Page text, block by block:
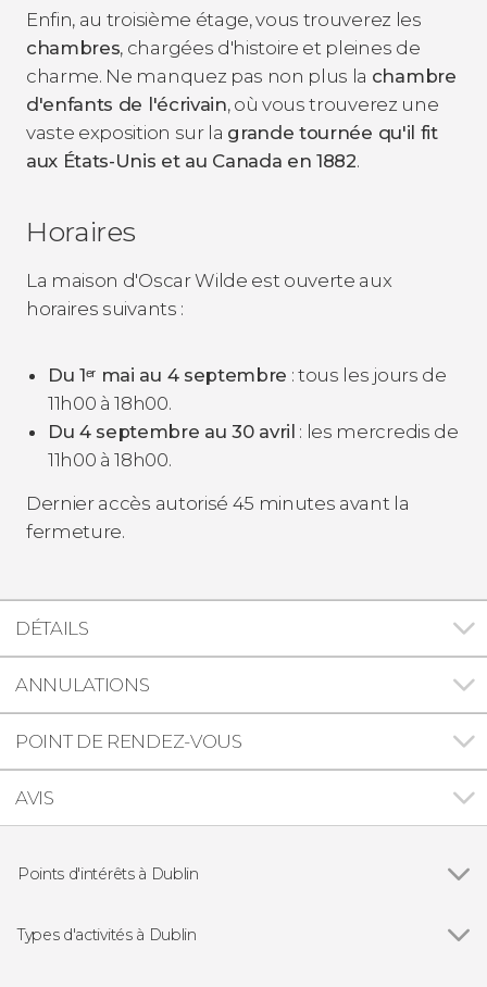
Enfin, au troisième étage, vous trouverez les
chambres, chargées d'histoire et pleines de
charme. Ne manquez pas non plus la chambre
d'enfants de l'écrivain, où vous trouverez une
vaste exposition sur la grande tournée qu'il fit
aux États-Unis et au Canada en 1882.
Horaires
La maison d'Oscar Wilde est ouverte aux
horaires suivants :
Du 1ᵉʳ mai au 4 septembre : tous les jours de
11h00 à 18h00.
Du 4 septembre au 30 avril : les mercredis de
11h00 à 18h00.
Dernier accès autorisé 45 minutes avant la
fermeture.
DÉTAILS
ANNULATIONS
POINT DE RENDEZ-VOUS
AVIS
Points d'intérêts à Dublin
Types d'activités à Dublin